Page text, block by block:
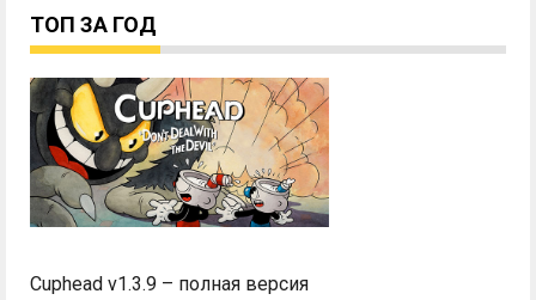
ТОП ЗА ГОД
Cuphead v1.3.9 – полная версия